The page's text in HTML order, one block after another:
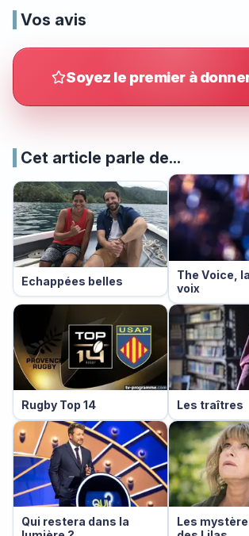
Vos avis
Soyez le premier à
Cet article parle de...
Echappées belles
The Voice,
voix
Rugby Top 14 Les traîtres
Qui restera dans la
Les